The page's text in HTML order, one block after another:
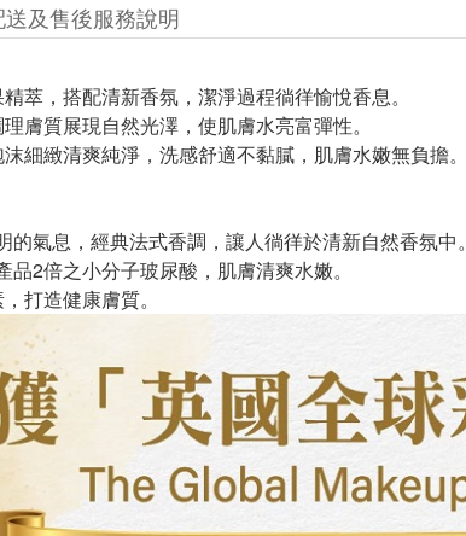
送及售後服務說明
萃，搭配清新香氛，潔淨過程徜徉愉悅香息。
膚質展現自然光澤，使肌膚水亮富彈性。
細緻清爽純淨，洗感舒適不黏膩，肌膚水嫩無負擔。
的氣息，經典法式香調，讓人徜徉於清新自然香氛中。
2倍之小分子玻尿酸，肌膚清爽水嫩。
打造健康膚質。